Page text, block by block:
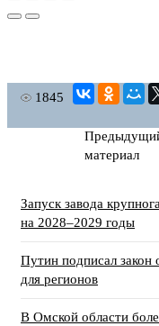
1845
материал
Запуск завода
на 2028–2029 годы
Путин подписал закон
для регионов
В Омской области